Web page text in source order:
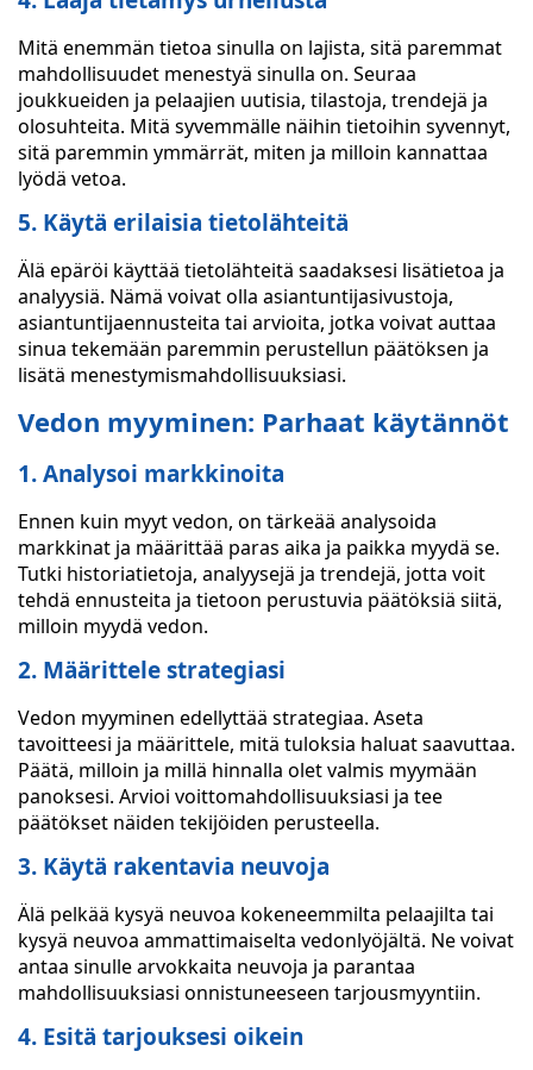
Mitä enemmän tietoa sinulla on lajista, sitä paremmat
mahdollisuudet menestyä sinulla on. Seuraa
joukkueiden ja pelaajien uutisia, tilastoja, trendejä ja
olosuhteita. Mitä syvemmälle näihin tietoihin syvennyt,
sitä paremmin ymmärrät, miten ja milloin kannattaa
lyödä vetoa.
5. Käytä erilaisia tietolähteitä
Älä epäröi käyttää tietolähteitä saadaksesi lisätietoa ja
analyysiä. Nämä voivat olla asiantuntijasivustoja,
asiantuntijaennusteita tai arvioita, jotka voivat auttaa
sinua tekemään paremmin perustellun päätöksen ja
lisätä menestymismahdollisuuksiasi.
Vedon myyminen: Parhaat käytännöt
1. Analysoi markkinoita
Ennen kuin myyt vedon, on tärkeää analysoida
markkinat ja määrittää paras aika ja paikka myydä se.
Tutki historiatietoja, analyysejä ja trendejä, jotta voit
tehdä ennusteita ja tietoon perustuvia päätöksiä siitä,
milloin myydä vedon.
2. Määrittele strategiasi
Vedon myyminen edellyttää strategiaa. Aseta
tavoitteesi ja määrittele, mitä tuloksia haluat saavuttaa.
Päätä, milloin ja millä hinnalla olet valmis myymään
panoksesi. Arvioi voittomahdollisuuksiasi ja tee
päätökset näiden tekijöiden perusteella.
3. Käytä rakentavia neuvoja
Älä pelkää kysyä neuvoa kokeneemmilta pelaajilta tai
kysyä neuvoa ammattimaiselta vedonlyöjältä. Ne voivat
antaa sinulle arvokkaita neuvoja ja parantaa
mahdollisuuksiasi onnistuneeseen tarjousmyyntiin.
4. Esitä tarjouksesi oikein